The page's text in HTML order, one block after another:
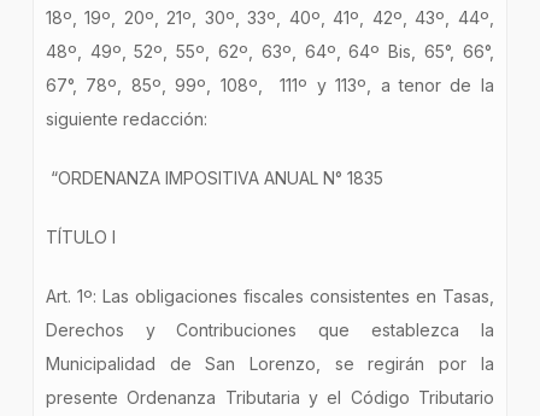
18º, 19º, 20º, 21º, 30º, 33º, 40º, 41º, 42º, 43º, 44º,
48º, 49º, 52º, 55º, 62º, 63º, 64º, 64º Bis, 65°, 66°,
67°, 78º, 85º, 99º, 108º, 111º y 113º, a tenor de la
siguiente redacción:
“ORDENANZA IMPOSITIVA ANUAL N° 1835
TÍTULO I
Art. 1º: Las obligaciones fiscales consistentes en Tasas,
Derechos y Contribuciones que establezca la
Municipalidad de San Lorenzo, se regirán por la
presente Ordenanza Tributaria y el Código Tributario